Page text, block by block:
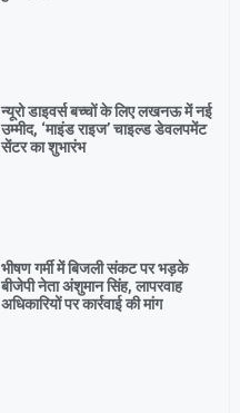
न्यूरो डाइवर्स बच्चों के लिए लखनऊ में नई
उम्मीद, ‘माइंड राइज’ चाइल्ड डेवलपमेंट
सेंटर का शुभारंभ
भीषण गर्मी में बिजली संकट पर भड़के
बीजेपी नेता अंशुमान सिंह, लापरवाह
अधिकारियों पर कार्रवाई की मांग